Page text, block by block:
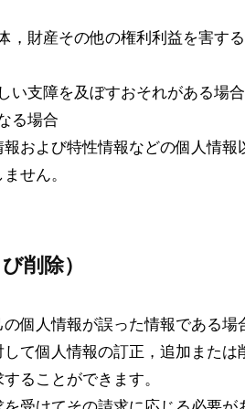
，財産その他の権利利益を害す
い支障を及ぼすおそれがある場合
る場合
および特性情報などの個人情報
せん。
削除）
個人情報が誤った情報である場
て個人情報の訂正，追加または
ることができます。